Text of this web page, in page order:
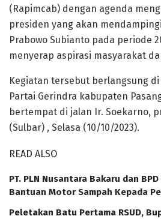
(Rapimcab) dengan agenda
presiden yang akan
Prabowo Subianto pada periode
menyerap aspirasi masyarakat
Kegiatan tersebut berlangsung
Partai Gerindra kabupaten
bertempat di jalan Ir. Soekarno,
(Sulbar) , Selasa (10/10/2023).
READ ALSO
PT. PLN Nusantara Bakaru dan
Bantuan Motor Sampah Kepada
Peletakan Batu Pertama RSUD,